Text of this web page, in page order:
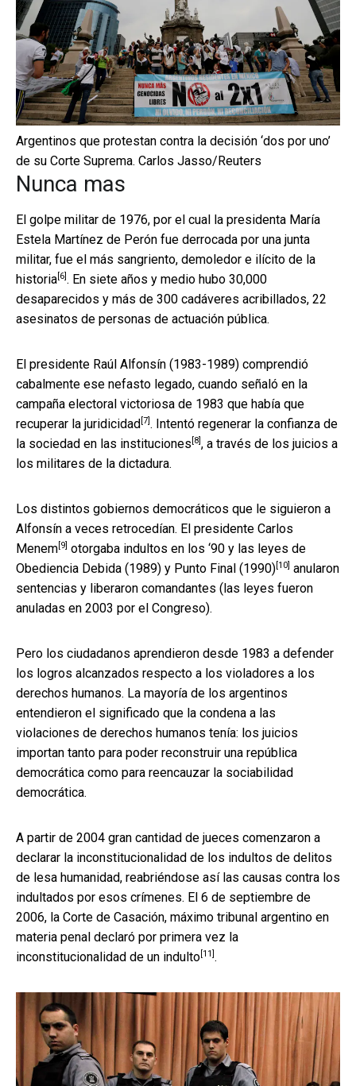
Argentinos que protestan contra la decisión ‘dos por uno’
de su Corte Suprema. Carlos Jasso/Reuters
Nunca mas
El golpe militar de 1976, por el cual la presidenta María
Estela Martínez de Perón fue derrocada por una junta
militar, fue el más sangriento, demoledor e ilícito de la
historia [6] . En siete años y medio hubo 30,000
desaparecidos y más de 300 cadáveres acribillados, 22
asesinatos de personas de actuación pública.
El presidente Raúl Alfonsín (1983-1989) comprendió
cabalmente ese nefasto legado, cuando señaló en la
campaña electoral victoriosa de 1983 que había que
recuperar la juridicidad [7] . Intentó regenerar la confianza de
la sociedad en las instituciones [8] , a través de los juicios a
los militares de la dictadura.
Los distintos gobiernos democráticos que le siguieron a
Alfonsín a veces retrocedían. El presidente Carlos
Menem [9] otorgaba indultos en los ‘90 y las leyes de
Obediencia Debida (1989) y Punto Final (1990) [10] anularon
sentencias y liberaron comandantes (las leyes fueron
anuladas en 2003 por el Congreso).
Pero los ciudadanos aprendieron desde 1983 a defender
los logros alcanzados respecto a los violadores a los
derechos humanos. La mayoría de los argentinos
entendieron el significado que la condena a las
violaciones de derechos humanos tenía: los juicios
importan tanto para poder reconstruir una república
democrática como para reencauzar la sociabilidad
democrática.
A partir de 2004 gran cantidad de jueces comenzaron a
declarar la inconstitucionalidad de los indultos de delitos
de lesa humanidad, reabriéndose así las causas contra los
indultados por esos crímenes. El 6 de septiembre de
2006, la Corte de Casación, máximo tribunal argentino en
materia penal declaró por primera vez la
inconstitucionalidad de un indulto [11] .